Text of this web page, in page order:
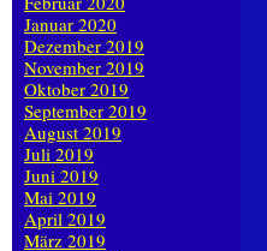
Januar 2020
Dezember 2019
November 2019
Oktober 2019
September 2019
August 2019
Juli 2019
Juni 2019
Mai 2019
April 2019
März 2019